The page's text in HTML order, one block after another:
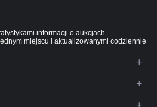
informacji o aukcjach
miejscu i aktualizowanymi codziennie